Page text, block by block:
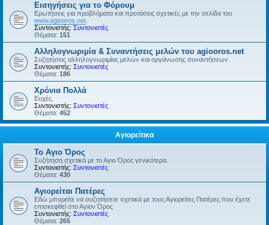
Εισηγήσεις για το Φόρουμ
Ερωτήσεις για προβλήματα και προτάσεις σχετικές με την σελίδα του
www.agiooros.net
Συντονιστής: Συντονιστές
Θέματα: 151
Αλληλογνωριμία & Συναντήσεις μελών του agiooros.net
Συζητήσεις αλληλογνωριμίας μελών και οργάνωσης συναντήσεων.
Συντονιστής: Συντονιστές
Θέματα: 186
Χρόνια Πολλά
Ευχές.
Συντονιστής: Συντονιστές
Θέματα: 452
Αγιορείτικα
Το Αγιο Όρος
Συζήτηση σχετικά με το Αγιο Όρος γενικότερα.
Συντονιστής: Συντονιστές
Θέματα: 430
Αγιορείται Πατέρες
Εδώ μπορείτε να συζητήσετε σχετικά με τους Αγιορείτες Πατέρες που έχετε
επισκεφθεί στο Αγιον Όρος
Συντονιστής: Συντονιστές
Θέματα: 265